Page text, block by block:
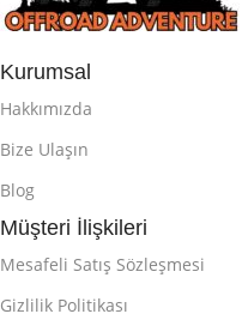
Kurumsal
Hakkımızda
Bize Ulaşın
Blog
Müşteri İlişkileri
Mesafeli Satış Sözleşmesi
Gizlilik Politikası